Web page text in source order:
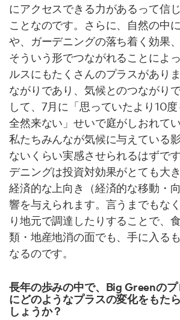
にアクセスできる力があるって信
ことなのです。さらに、自然の中
や、ガーデニングの落ち着く効果
そういう形でつながれることによ
ルスにもたくさんのプラスがあり
ながりであり、気候とのつながり
して、7月に「思っていたより10
全然来ない」せいで庭がしおれて
私たちみんなが気候に与えている
ないくらい実感させられるはずで
デニングは投資対効果がとても大
経済的な上向き（経済的な移動・
響を与えられます。言うまでもな
り地元で調達したりすることで、
類・地産地消の面でも、手に入る
なるのです。
長年の歩みの中で、Big Greenの
にどのようなプラスの変化をもた
しょうか？